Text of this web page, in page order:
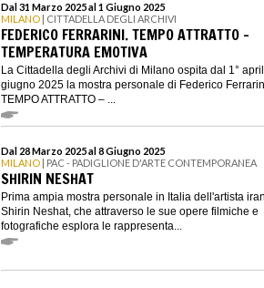
Dal 31 Marzo 2025 al 1 Giugno 2025
MILANO | CITTADELLA DEGLI ARCHIVI
FEDERICO FERRARINI. TEMPO ATTRATTO –
TEMPERATURA EMOTIVA
La Cittadella degli Archivi di Milano ospita dal 1°
giugno 2025 la mostra personale di Federico
TEMPO ATTRATTO – ...
Dal 28 Marzo 2025 al 8 Giugno 2025
MILANO | PAC - PADIGLIONE D'ARTE CONTEMPORANEA
SHIRIN NESHAT
Prima ampia mostra personale in Italia dell'artista
Shirin Neshat, che attraverso le sue opere filmiche e
fotografiche esplora le rappresenta...